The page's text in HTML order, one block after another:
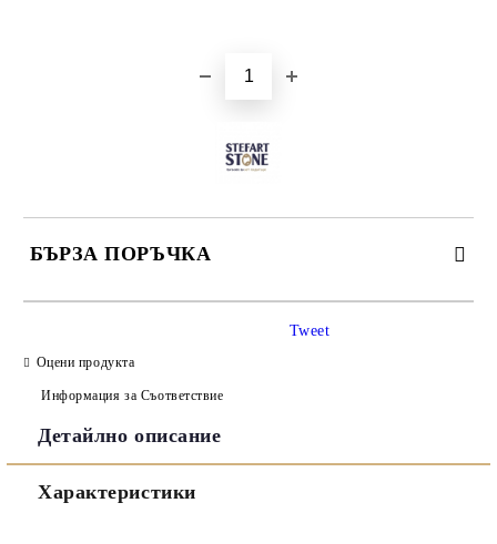
БЪРЗА ПОРЪЧКА
Ние ще се свържем с вас в рамките на работния ден.
Tweet
Оцени продукта
Информация за Съответствие
Детайлно описание
Характеристики